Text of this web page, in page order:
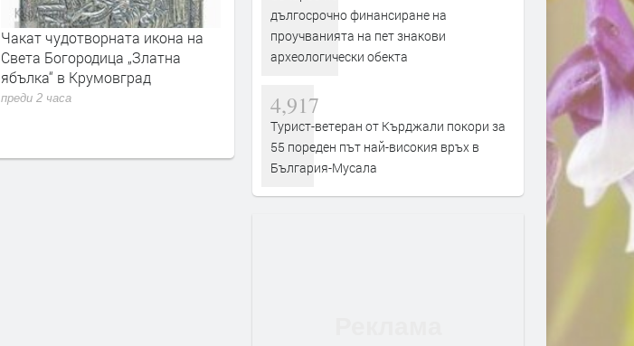
Чакат чудотворната икона на
Света Богородица „Златна
ябълка“ в Крумовград
преди 2 часа
По следите на думите
преди 2 часа
Предимно слънчево и
ветровито днес в
дългосрочно финансиране на
проучванията на пет знакови
археологически обекта
4,917
Турист-ветеран от Кърджали покори за
55 пореден път най-високия връх в
България-Мусала